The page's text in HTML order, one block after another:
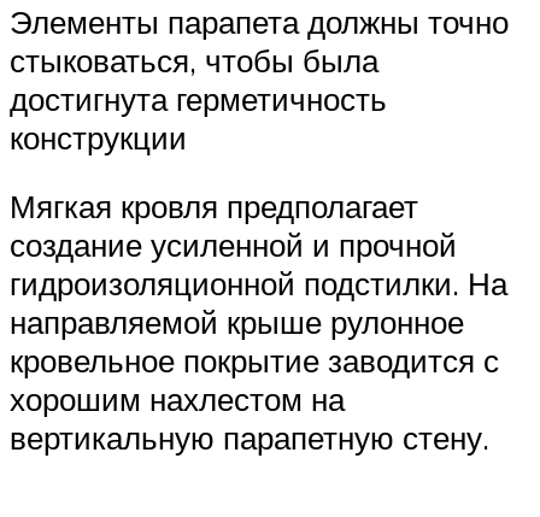
Элементы парапета должны точно
стыковаться, чтобы была
достигнута герметичность
конструкции
Мягкая кровля предполагает
создание усиленной и прочной
гидроизоляционной подстилки. На
направляемой крыше рулонное
кровельное покрытие заводится с
хорошим нахлестом на
вертикальную парапетную стену.